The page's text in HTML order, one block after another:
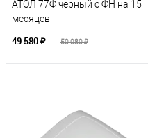
АТОЛ 77Ф черный с ФН на 15
месяцев
49 580 ₽ 50 080 ₽